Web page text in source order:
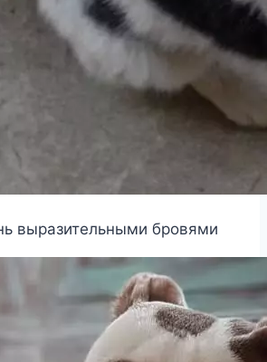
выразительными бровями